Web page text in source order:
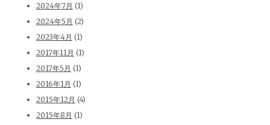
2024年7月 (1)
2024年5月 (2)
2023年4月 (1)
2017年11月 (1)
2017年5月 (1)
2016年1月 (1)
2015年12月 (4)
2015年8月 (1)